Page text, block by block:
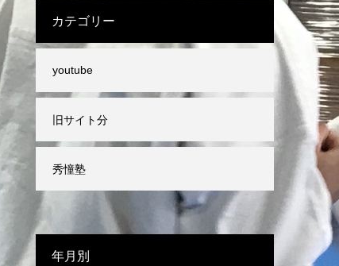
カテゴリー
youtube
旧サイト分
秀憧塾
年月別